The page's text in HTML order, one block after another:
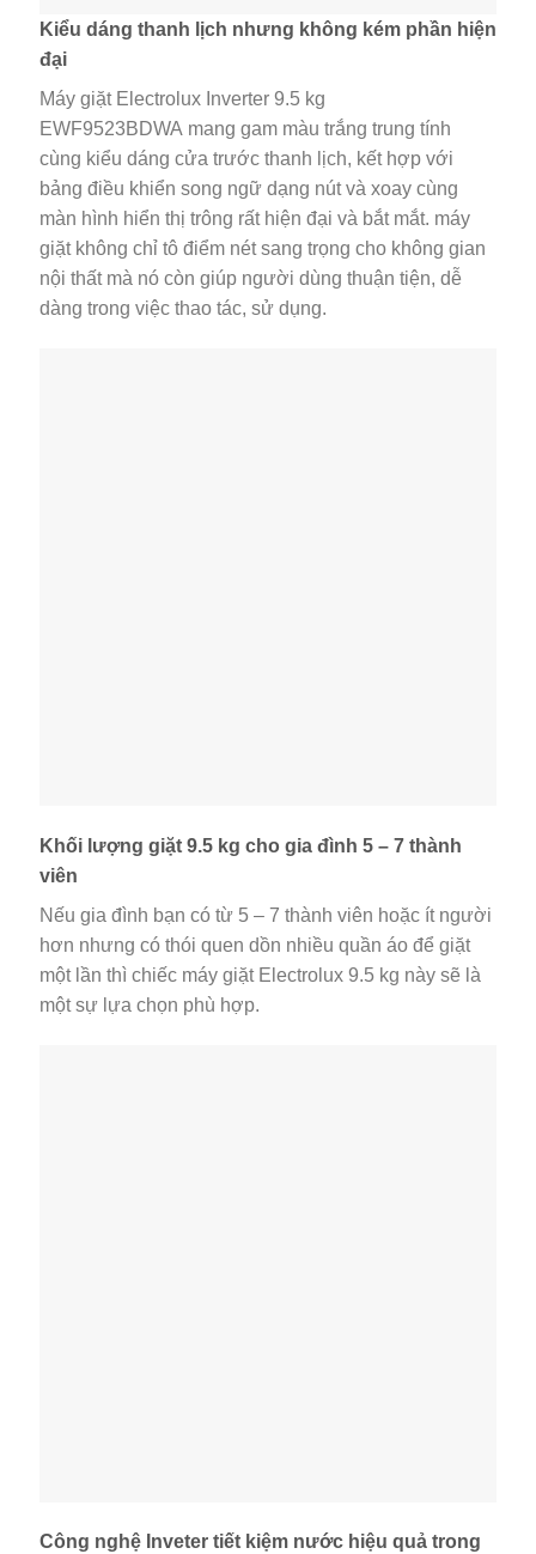
Kiểu dáng thanh lịch nhưng không kém phần hiện
đại
Máy giặt Electrolux Inverter 9.5 kg
EWF9523BDWA mang gam màu trắng trung tính
cùng kiểu dáng cửa trước thanh lịch, kết hợp với
bảng điều khiển song ngữ dạng nút và xoay cùng
màn hình hiển thị trông rất hiện đại và bắt mắt. máy
giặt không chỉ tô điểm nét sang trọng cho không gian
nội thất mà nó còn giúp người dùng thuận tiện, dễ
dàng trong việc thao tác, sử dụng.
Khối lượng giặt 9.5 kg cho gia đình 5 – 7 thành
viên
Nếu gia đình bạn có từ 5 – 7 thành viên hoặc ít người
hơn nhưng có thói quen dồn nhiều quần áo để giặt
một lần thì chiếc máy giặt Electrolux 9.5 kg này sẽ là
một sự lựa chọn phù hợp.
Công nghệ Inveter tiết kiệm nước hiệu quả trong